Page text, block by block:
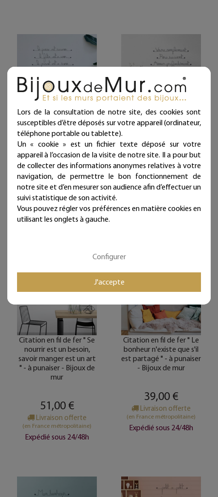
Citation en fil de fer " Le
passé est souvenir, le
futur est à venir, le
présent est à saisir " - à
punaiser - Bijoux de mur
58,00 €
Livraison offerte
(en France métropolitaine)
Expédié sous 24/48h
Citation en fil de fer "
Vivre simplement, Rire
profondément " - à
punaiser - Bijoux de mur
58,00 €
(en France métropolitaine)
Citation en fil de fer " Se
nourrir est un besoin,
savoir manger est un art
" - à punaiser - Bijoux de
mur
51,00 €
Livraison offerte
(en France métropolitaine)
Expédié sous 24/48h
Citation en fil de fer " Le
bonheur n'existe que s'il
est partagé " - à punaiser
- Bijoux de mur
39,00 €
Livraison offerte
(en France métropolitaine)
Expédié sous 24/48h
Lors de la consultation de notre site, des cookies sont
susceptibles d’être déposés sur votre appareil (ordinateur,
téléphone portable ou tablette).
Un « cookie » est un fichier texte déposé sur votre
appareil à l’occasion de la visite de notre site. Il a pour but
de collecter des informations anonymes relatives à votre
navigation, de permettre le bon fonctionnement de
notre site et d’en mesurer son audience afin d’effectuer un
suivi statistique de son activité.
Vous pouvez régler vos préférences en matière cookies en
utilisant les onglets à gauche.
Configurer
J'accepte